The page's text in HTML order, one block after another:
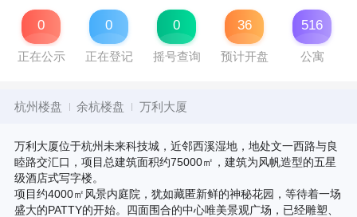
0
正在公示
0
正在登记
0
摇号查询
36
预计开盘
516
公寓
杭州楼盘 余杭楼盘 万利大厦
万利大厦位于杭州未来科技城，近邻西溪湿地，地处文一西路与良
睦路交汇口，项目总建筑面积约75000㎡，建筑为风帆造型的五星
级酒店式写字楼。
项目约4000㎡风景内庭院，犹如藏匿新鲜的神秘花园，等待着一场
盛大的PATTY的开始。四面围合的中心唯美景观广场，已经雕塑、